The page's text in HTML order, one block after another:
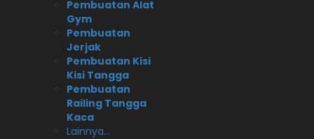
Pembuatan Alat
Gym
Pembuatan
Jerjak
Pembuatan Kisi
Kisi Tangga
Pembuatan
Railing Tangga
Kaca
Lainnya...